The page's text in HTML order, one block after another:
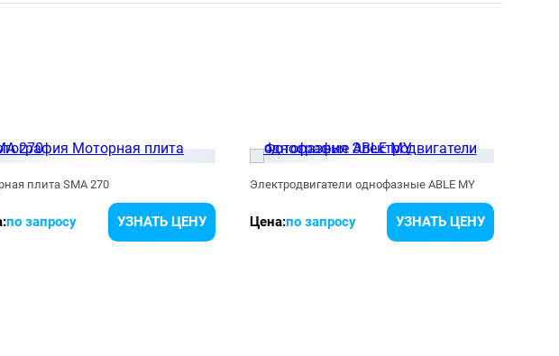
плита SMA 270
по запросу УЗНАТЬ ЦЕНУ
Электродвигатели однофазные ABLE MY
Цена:по запросу УЗНАТЬ ЦЕНУ